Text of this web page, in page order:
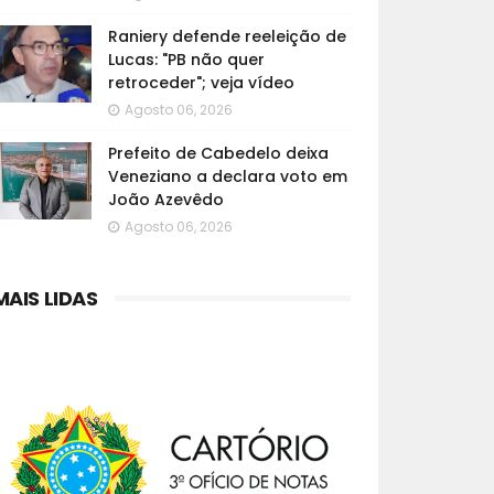
Raniery defende reeleição de
Lucas: "PB não quer
retroceder"; veja vídeo
Agosto 06, 2026
Prefeito de Cabedelo deixa
Veneziano a declara voto em
João Azevêdo
Agosto 06, 2026
LIDAS